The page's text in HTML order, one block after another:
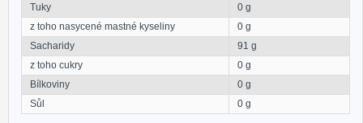
Tuky
0 g
z toho nasycené mastné kyseliny
0 g
Sacharidy
91 g
z toho cukry
0 g
Bílkoviny
0 g
Sůl
0 g